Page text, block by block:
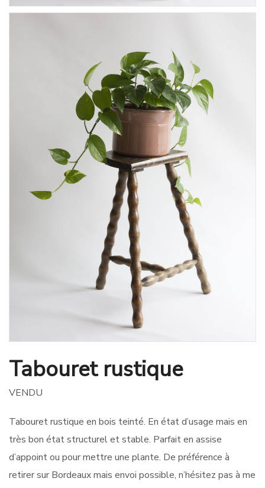
Tabouret rustique
VENDU
Tabouret rustique en bois teinté. En état d’usage mais en
très bon état structurel et stable. Parfait en assise
d’appoint ou pour mettre une plante. De préférence à
retirer sur Bordeaux mais envoi possible, n’hésitez pas à me